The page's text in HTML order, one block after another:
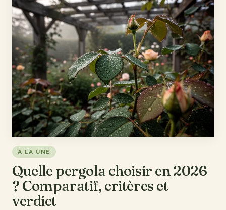
À LA UNE
Quelle pergola choisir en 2026
? Comparatif, critères et
verdict